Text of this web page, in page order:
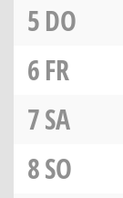
5DO
6FR
7SA
8SO